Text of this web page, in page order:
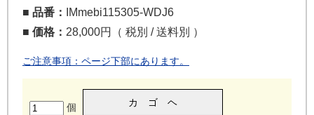
■ 品番：
IMmebi115305-WDJ6
■ 価格： 28,000円（ 税別 / 送料別 ）
ご注意事項：ページ下部にあります。
個